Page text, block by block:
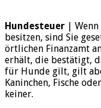
Hundesteuer |
besitzen, sind Sie
örtlichen Finanzamt
erhält, die bestätigt,
für Hunde gilt, gilt
Kaninchen, Fische
keiner.